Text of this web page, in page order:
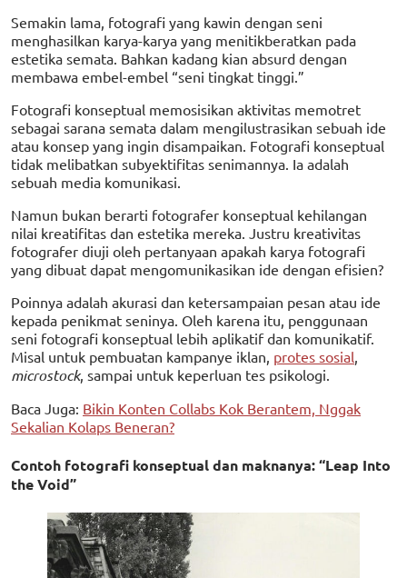
Semakin lama, fotografi yang kawin dengan seni
menghasilkan karya-karya yang menitikberatkan pada
estetika semata. Bahkan kadang kian absurd dengan
membawa embel-embel “seni tingkat tinggi.”
Fotografi konseptual memosisikan aktivitas memotret
sebagai sarana semata dalam mengilustrasikan sebuah ide
atau konsep yang ingin disampaikan. Fotografi konseptual
tidak melibatkan subyektifitas senimannya. Ia adalah
sebuah media komunikasi.
Namun bukan berarti fotografer konseptual kehilangan
nilai kreatifitas dan estetika mereka. Justru kreativitas
fotografer diuji oleh pertanyaan apakah karya fotografi
yang dibuat dapat mengomunikasikan ide dengan efisien?
Poinnya adalah akurasi dan ketersampaian pesan atau ide
kepada penikmat seninya. Oleh karena itu, penggunaan
seni fotografi konseptual lebih aplikatif dan komunikatif.
Misal untuk pembuatan kampanye iklan, protes sosial,
microstock, sampai untuk keperluan tes psikologi.
Baca Juga: Bikin Konten Collabs Kok Berantem, Nggak
Sekalian Kolaps Beneran?
Contoh fotografi konseptual dan maknanya: “Leap Into
the Void”